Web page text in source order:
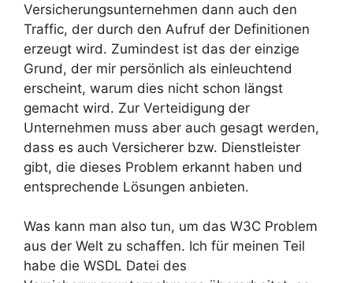
Versicherungsunternehmen dann auch den
Traffic, der durch den Aufruf der Definitionen
erzeugt wird. Zumindest ist das der einzige
Grund, der mir persönlich als einleuchtend
erscheint, warum dies nicht schon längst
gemacht wird. Zur Verteidigung der
Unternehmen muss aber auch gesagt werden,
dass es auch Versicherer bzw. Dienstleister
gibt, die dieses Problem erkannt haben und
entsprechende Lösungen anbieten.
Was kann man also tun, um das W3C Problem
aus der Welt zu schaffen. Ich für meinen Teil
habe die WSDL Datei des